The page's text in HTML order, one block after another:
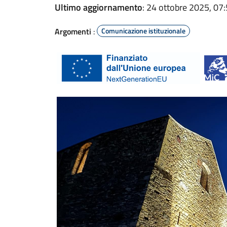
Ultimo aggiornamento: 24 ottobre 2025,
Argomenti : Comunicazione istituzionale